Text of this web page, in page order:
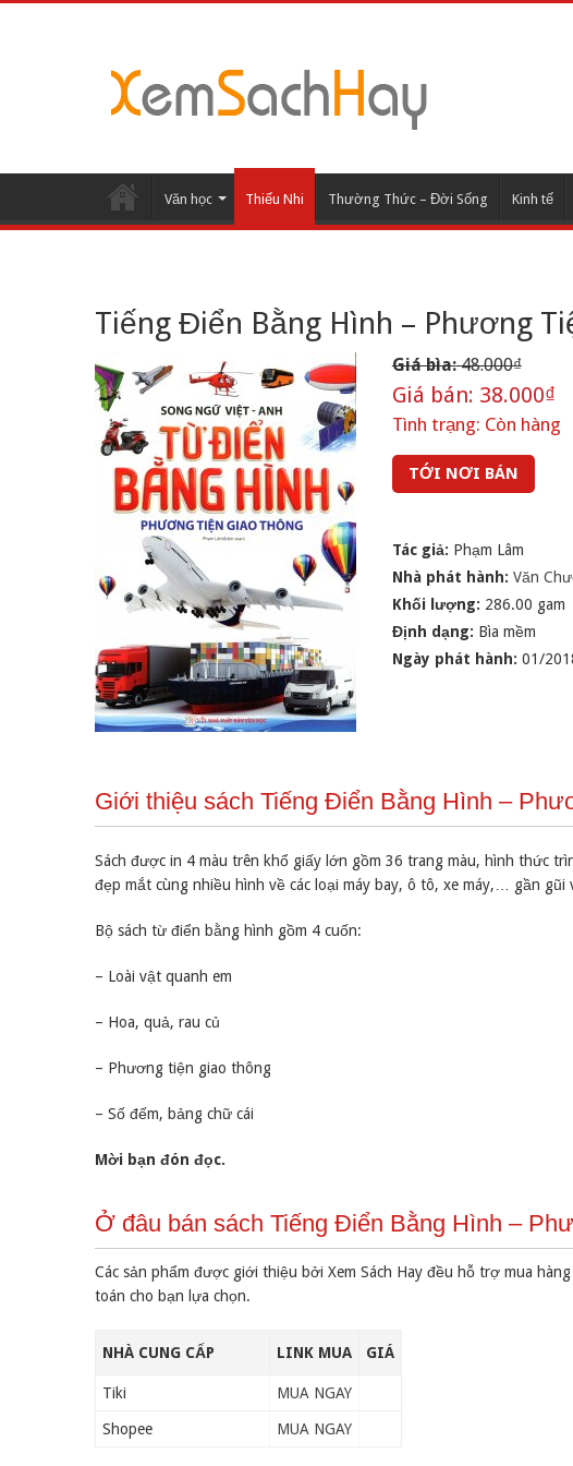
Văn học Thiếu Nhi Thường Thức – Đời Sống Kinh tế
Tiếng Điển Bằng Hình – Phương
Giá bìa:48.000₫
Giá bán: 38.000₫
Tình trạng: Còn hàng
TỚI NƠI BÁN
Tác giả: Phạm Lâm
Nhà phát hành: Văn
Khối lượng: 286.00 gam
Định dạng: Bìa mềm
Ngày phát hành: 01/
Giới thiệu sách Tiếng Điển Bằng Hình –
Sách được in 4 màu trên khổ giấy lớn gồm 36 trang màu, hình thức
đẹp mắt cùng nhiều hình về các loại máy bay, ô tô, xe máy,… gần gũi
Bộ sách từ điển bằng hình gồm 4 cuốn:
– Loài vật quanh em
– Hoa, quả, rau củ
– Phương tiện giao thông
– Số đếm, bảng chữ cái
Mời bạn đón đọc.
Ở đâu bán sách Tiếng Điển Bằng Hình –
Các sản phẩm được giới thiệu bởi Xem Sách Hay đều hỗ trợ mua
toán cho bạn lựa chọn.
NHÀ CUNG CẤP LINK MUA GIÁ
Tiki MUA NGAY
Shopee MUA NGAY